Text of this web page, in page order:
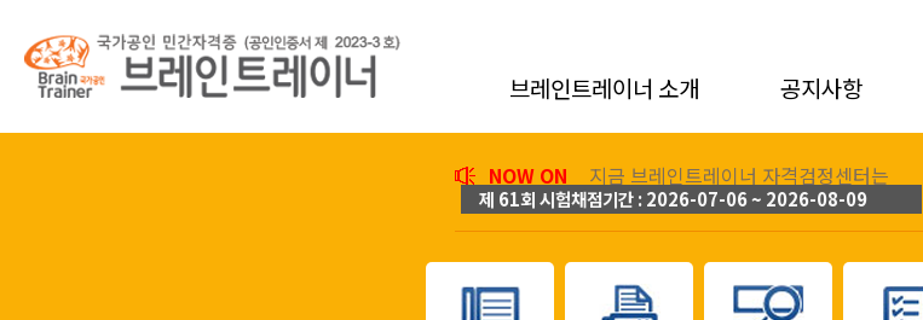
브레인트레이너 소개 공지사항
NOW ON 지금 브레인트레이너 자격검정센터는
제 61회 시험채점기간 : 2026-07-06 ~ 2026-08-09